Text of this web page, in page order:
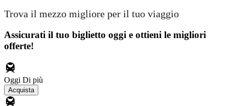
Trova il mezzo migliore per il tuo viaggio
Assicurati il ​​tuo biglietto oggi e ottieni le migliori
offerte!
Oggi Di più
Acquista